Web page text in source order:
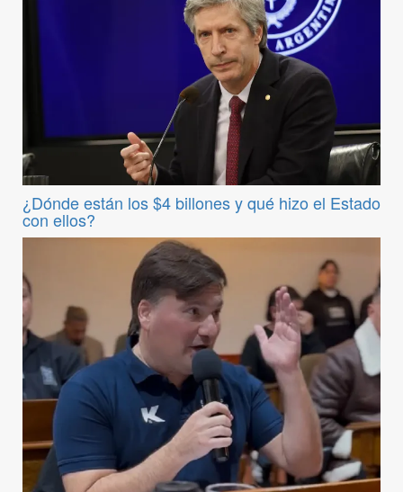
¿Dónde están los $4 billones y qué hizo el Estado
con ellos?